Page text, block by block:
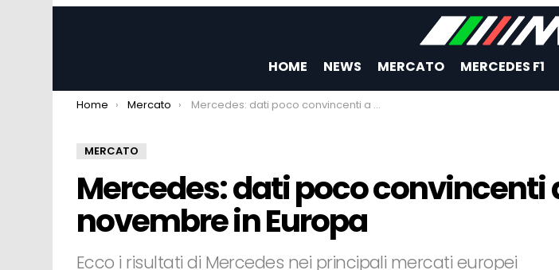
HOME NEWS MERCATO MERCEDES F1
You are here:
Home Mercato Mercedes: dati poco convincenti a novembre in Europa
MERCATO
Mercedes: dati poco convincenti
novembre in Europa
Ecco i risultati di Mercedes nei principali mercati europei